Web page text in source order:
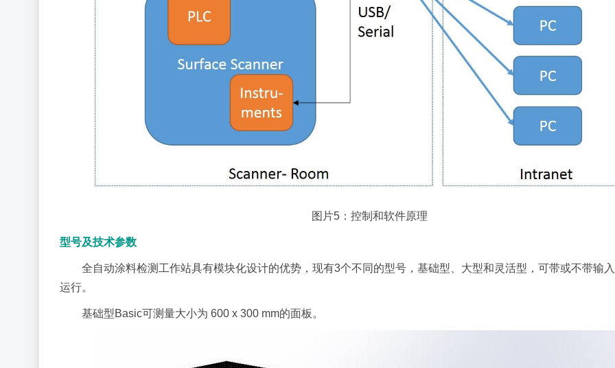
图片5：控制和软件原理
型号及技术参数
全自动涂料检测工作站具有模块化设计的优势，现有3个不同的型号，基础型、大型和灵活型，可带或不带输
运行。
基础型Basic可测量大小为 600 x 300 mm的面板。